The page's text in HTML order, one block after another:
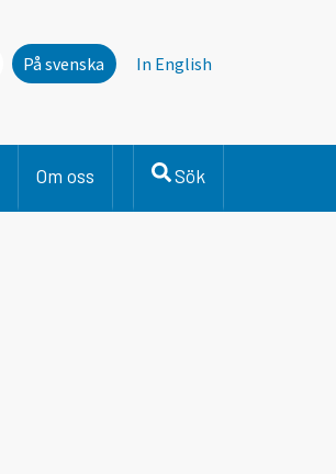
På svenska In English
Om oss Sök